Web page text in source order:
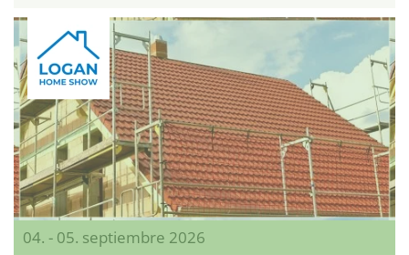
04. - 05. septiembre 2026